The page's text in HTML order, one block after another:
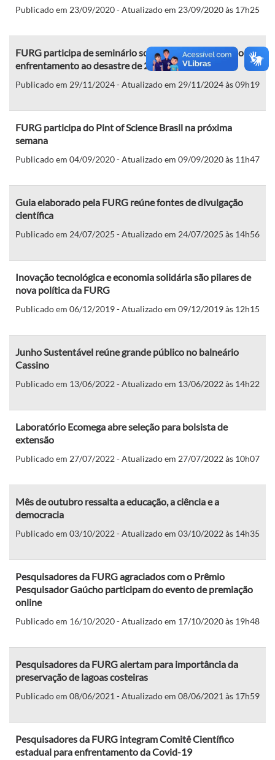
Publicado em 23/09/2020 - Atualizado em 23/09/2020 às 17h25
FURG participa de seminário sobre papel da ciência no
enfrentamento ao desastre de 2024 no RS
Publicado em 29/11/2024 - Atualizado em 29/11/2024 às 09h19
FURG participa do Pint of Science Brasil na próxima
semana
Publicado em 04/09/2020 - Atualizado em 09/09/2020 às 11h47
Guia elaborado pela FURG reúne fontes de divulgação
científica
Publicado em 24/07/2025 - Atualizado em 24/07/2025 às 14h56
Inovação tecnológica e economia solidária são pilares de
nova política da FURG
Publicado em 06/12/2019 - Atualizado em 09/12/2019 às 12h15
Junho Sustentável reúne grande público no balneário
Cassino
Publicado em 13/06/2022 - Atualizado em 13/06/2022 às 14h22
Laboratório Ecomega abre seleção para bolsista de
extensão
Publicado em 27/07/2022 - Atualizado em 27/07/2022 às 10h07
Mês de outubro ressalta a educação, a ciência e a
democracia
Publicado em 03/10/2022 - Atualizado em 03/10/2022 às 14h35
Pesquisadores da FURG agraciados com o Prêmio
Pesquisador Gaúcho participam do evento de premiação
online
Publicado em 16/10/2020 - Atualizado em 17/10/2020 às 19h48
Pesquisadores da FURG alertam para importância da
preservação de lagoas costeiras
Publicado em 08/06/2021 - Atualizado em 08/06/2021 às 17h59
Pesquisadores da FURG integram Comitê Científico
estadual para enfrentamento da Covid-19